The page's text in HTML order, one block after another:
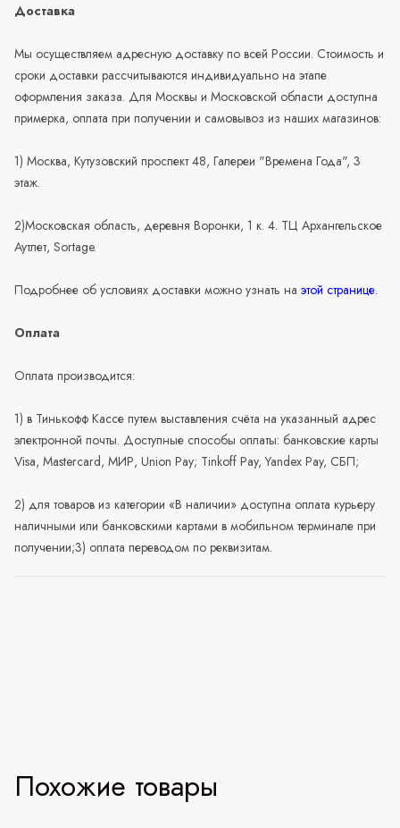
Доставка
Мы осуществляем адресную доставку по всей России. Стоимость и
сроки доставки рассчитываются индивидуально на этапе
оформления заказа. Для Москвы и Московской области доступна
примерка, оплата при получении и самовывоз из наших магазинов:
1) Москва, Кутузовский проспект 48, Галереи "Времена Года", 3
этаж.
2)Московская область, деревня Воронки, 1 к. 4. ТЦ Архангельское
Аутлет, Sortage.
Подробнее об условиях доставки можно узнать на этой странице.
Оплата
Оплата производится:
1) в Тинькофф Кассе путем выставления счёта на указанный адрес
электронной почты. Доступные способы оплаты: банковские карты
Visa, Mastercard, МИР, Union Pay; Tinkoff Pay, Yandex Pay, СБП;
2) для товаров из категории «В наличии» доступна оплата курьеру
наличными или банковскими картами в мобильном терминале при
получении;3) оплата переводом по реквизитам.
Похожие товары